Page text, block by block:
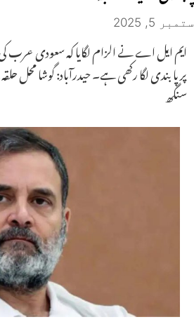
ستمبر 5, 2025
ایم ایل اے نے الزام لگایا کہ سعودی
پر پابندی لگا رکھی ہے۔ حیدرآباد: گوشا محل
سنگھ